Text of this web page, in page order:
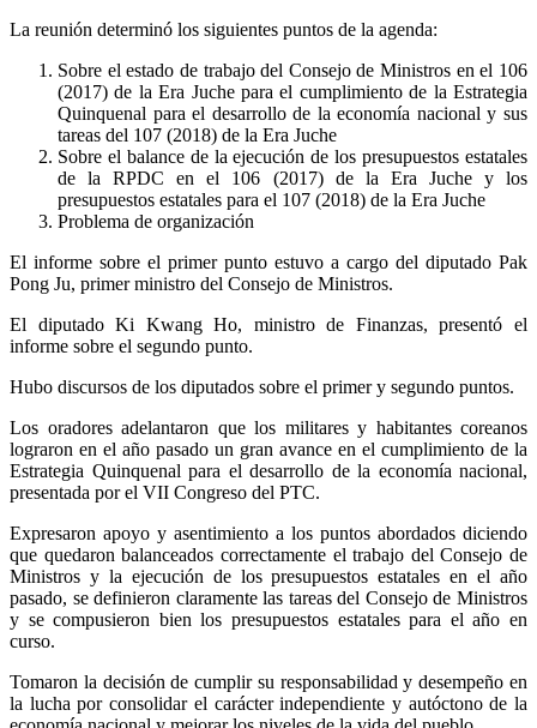
La reunión determinó los siguientes puntos de la agenda:
Sobre el estado de trabajo del Consejo de Ministros en el 106
(2017) de la Era Juche para el cumplimiento de la Estrategia
Quinquenal para el desarrollo de la economía nacional y sus
tareas del 107 (2018) de la Era Juche
Sobre el balance de la ejecución de los presupuestos estatales
de la RPDC en el 106 (2017) de la Era Juche y los
presupuestos estatales para el 107 (2018) de la Era Juche
Problema de organización
El informe sobre el primer punto estuvo a cargo del diputado Pak
Pong Ju, primer ministro del Consejo de Ministros.
El diputado Ki Kwang Ho, ministro de Finanzas, presentó el
informe sobre el segundo punto.
Hubo discursos de los diputados sobre el primer y segundo puntos.
Los oradores adelantaron que los militares y habitantes coreanos
lograron en el año pasado un gran avance en el cumplimiento de la
Estrategia Quinquenal para el desarrollo de la economía nacional,
presentada por el VII Congreso del PTC.
Expresaron apoyo y asentimiento a los puntos abordados diciendo
que quedaron balanceados correctamente el trabajo del Consejo de
Ministros y la ejecución de los presupuestos estatales en el año
pasado, se definieron claramente las tareas del Consejo de Ministros
y se compusieron bien los presupuestos estatales para el año en
curso.
Tomaron la decisión de cumplir su responsabilidad y desempeño en
la lucha por consolidar el carácter independiente y autóctono de la